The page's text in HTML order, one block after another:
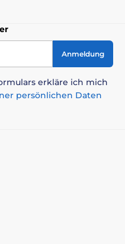
Anmeldung
erkläre ich mich
persönlichen Daten